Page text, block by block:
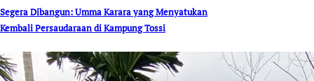
Segera Dibangun: Umma Karara yang Menyatukan
Kembali Persaudaraan di Kampung Tossi